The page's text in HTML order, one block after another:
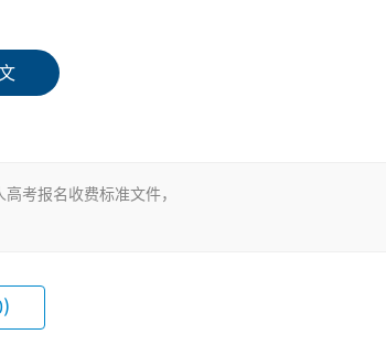
考报名收费标准文件，